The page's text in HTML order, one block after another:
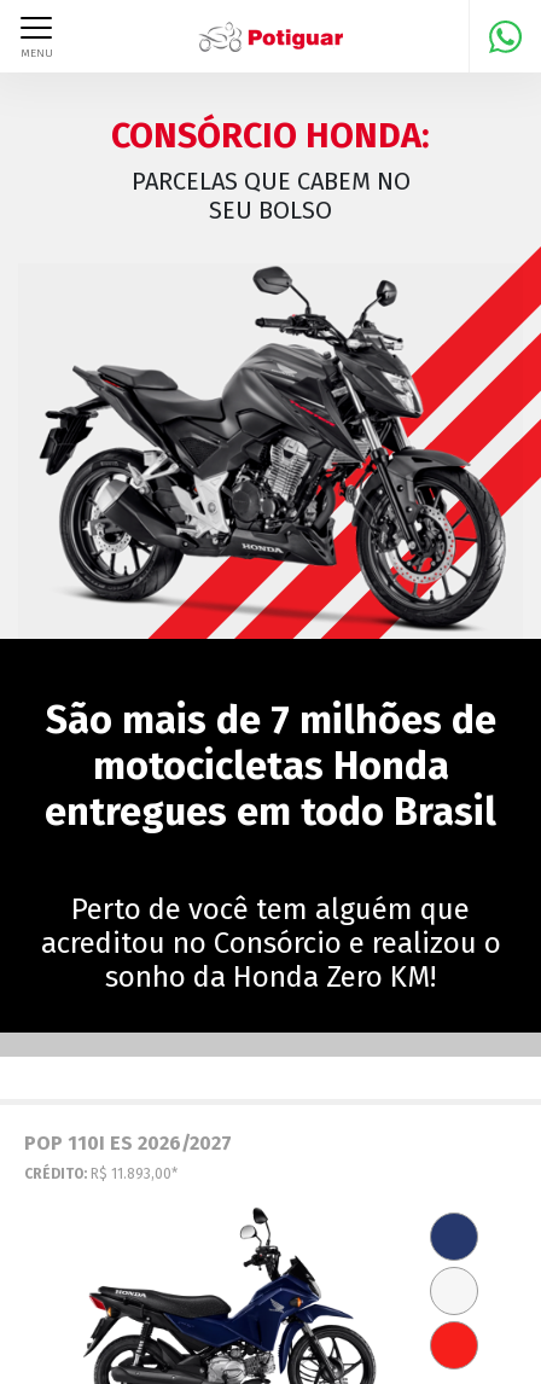
MENU
CONSÓRCIO HONDA:
PARCELAS QUE CABEM NO
SEU BOLSO
São mais de 7 milhões de
motocicletas Honda
entregues em todo Brasil
Perto de você tem alguém que
acreditou no Consórcio e realizou o
sonho da Honda Zero KM!
POP 110I ES 2026/2027
CRÉDITO: R$ 11.893,00*